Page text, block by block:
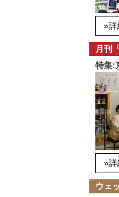
»詳
月刊
特集:
»詳
ウェ